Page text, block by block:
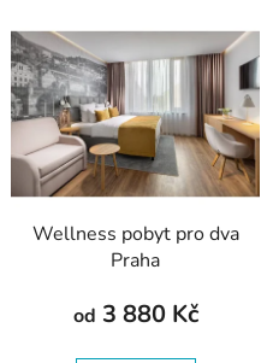
Wellness pobyt pro dva
Praha
od 3 880 Kč